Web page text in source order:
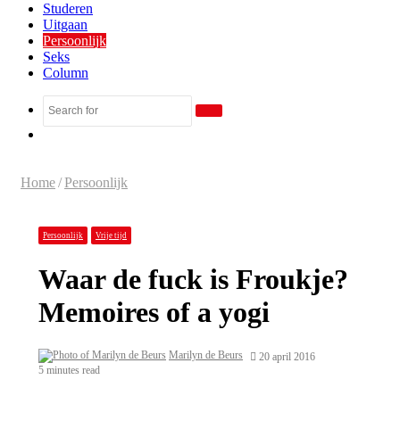
Studeren
Uitgaan
Persoonlijk
Seks
Column
Search
Home/Persoonlijk
Persoonlijk Vrije tijd
Waar de fuck is Froukje?
Memoires of a yogi
Marilyn de Beurs
20 april 2016
5 minutes read